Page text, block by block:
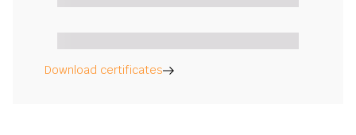
Download certificates